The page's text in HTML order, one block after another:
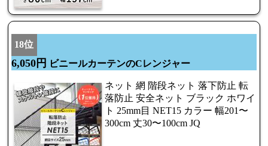
18位
6,050円 ビニールカーテンのCレンジャー
ネット 網 階段ネット 落下防止 転
落防止 安全ネット ブラック ホワイ
ト 25mm目 NET15 カラー 幅201〜
300cm 丈30〜100cm JQ